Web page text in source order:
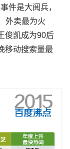
件是大阅兵，
外卖最为火
俊凯成为90后
移动搜索量最